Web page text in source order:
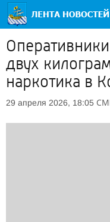
двух
наркотика в
29 апреля 2026, 18:05